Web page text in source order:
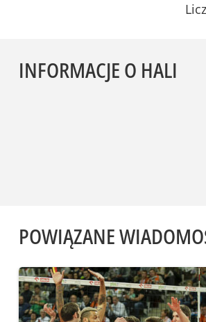
INFORMACJE O HALI
POWIĄZANE